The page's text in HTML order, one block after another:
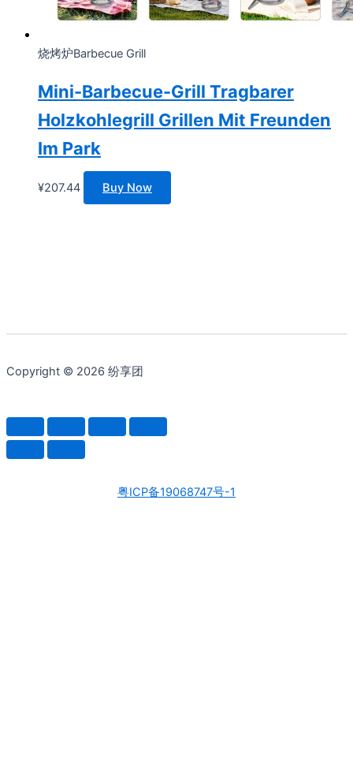
烧烤炉Barbecue Grill
Mini-Barbecue-Grill Tragbarer
Holzkohlegrill Grillen Mit Freunden
Im Park
¥207.44 Buy Now
Copyright © 2026 纷享团
粤ICP备19068747号-1